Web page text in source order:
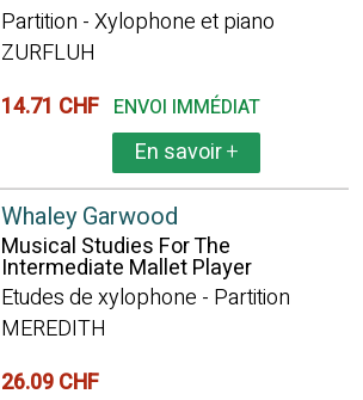
Partition - Xylophone et piano
ZURFLUH
14.71 CHF ENVOI IMMÉDIAT
En savoir+
Whaley Garwood
Musical Studies For The
Intermediate Mallet Player
Etudes de xylophone - Partition
MEREDITH
26.09 CHF